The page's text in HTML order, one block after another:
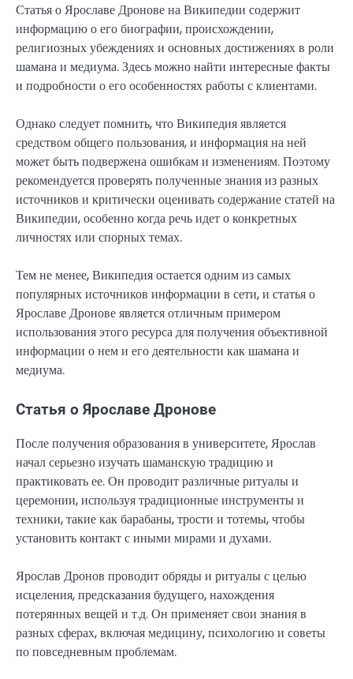
Статья о Ярославе Дронове на Википедии содержит
информацию о его биографии, происхождении,
религиозных убеждениях и основных достижениях в роли
шамана и медиума. Здесь можно найти интересные факты
и подробности о его особенностях работы с клиентами.
Однако следует помнить, что Википедия является
средством общего пользования, и информация на ней
может быть подвержена ошибкам и изменениям. Поэтому
рекомендуется проверять полученные знания из разных
источников и критически оценивать содержание статей на
Википедии, особенно когда речь идет о конкретных
личностях или спорных темах.
Тем не менее, Википедия остается одним из самых
популярных источников информации в сети, и статья о
Ярославе Дронове является отличным примером
использования этого ресурса для получения объективной
информации о нем и его деятельности как шамана и
медиума.
Статья о Ярославе Дронове
После получения образования в университете, Ярослав
начал серьезно изучать шаманскую традицию и
практиковать ее. Он проводит различные ритуалы и
церемонии, используя традиционные инструменты и
техники, такие как барабаны, трости и тотемы, чтобы
установить контакт с иными мирами и духами.
Ярослав Дронов проводит обряды и ритуалы с целью
исцеления, предсказания будущего, нахождения
потерянных вещей и т.д. Он применяет свои знания в
разных сферах, включая медицину, психологию и советы
по повседневным проблемам.